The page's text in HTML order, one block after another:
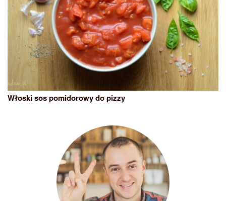
Włoski sos pomidorowy do pizzy